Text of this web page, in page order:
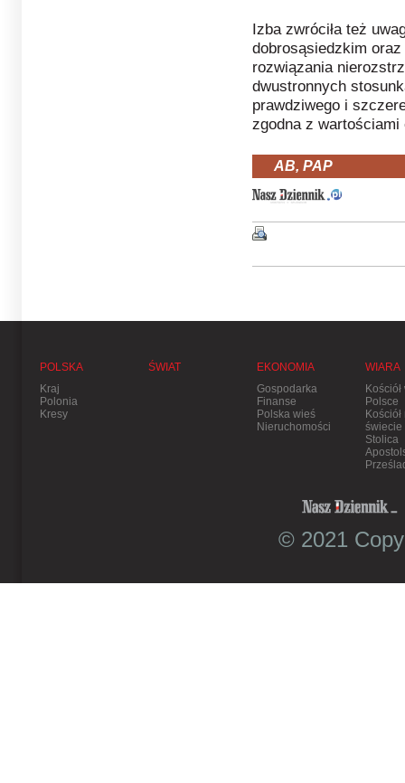
Izba zwróciła też
dobrosąsiedzkim
rozwiązania
dwustronnych
prawdziwego i
zgodna z wartościami
AB, PAP
POLSKA
Kraj
Polonia
Kresy
ŚWIAT
EKONOMIA
Gospodarka
Finanse
Polska wieś
Nieruchomości
WIARA
Kościół
Polsce
Kościół
świecie
Stolica
© 2021